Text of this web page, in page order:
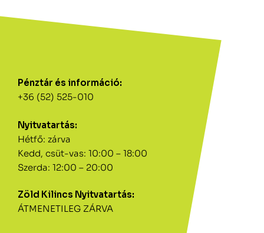
Pénztár és információ:
+36 (52) 525-010
Nyitvatartás:
Hétfő: zárva
Kedd, csüt-vas: 10:00 – 18:00
Szerda: 12:00 – 20:00
Zöld Kilincs Nyitvatartás:
ÁTMENETILEG ZÁRVA